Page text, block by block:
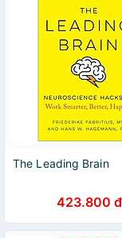
The Leading Brain
423.800 đ